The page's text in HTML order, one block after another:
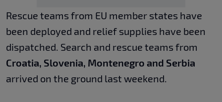
Rescue teams from EU member states have
been deployed and relief supplies have been
dispatched. Search and rescue teams from
Croatia, Slovenia, Montenegro and Serbia
arrived on the ground last weekend.